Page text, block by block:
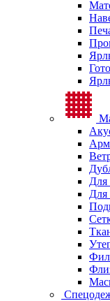
Для
Для